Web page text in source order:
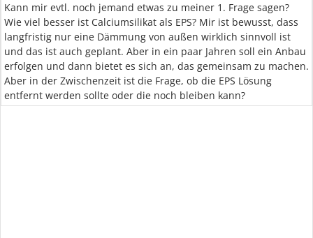
Kann mir evtl. noch jemand etwas zu meiner 1. Frage sagen?
Wie viel besser ist Calciumsilikat als EPS? Mir ist bewusst, dass
langfristig nur eine Dämmung von außen wirklich sinnvoll ist
und das ist auch geplant. Aber in ein paar Jahren soll ein Anbau
erfolgen und dann bietet es sich an, das gemeinsam zu machen.
Aber in der Zwischenzeit ist die Frage, ob die EPS Lösung
entfernt werden sollte oder die noch bleiben kann?